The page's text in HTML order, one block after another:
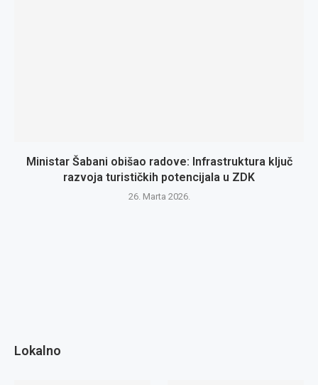
Ministar Šabani obišao radove: Infrastruktura ključ
razvoja turističkih potencijala u ZDK
26. Marta 2026.
Lokalno